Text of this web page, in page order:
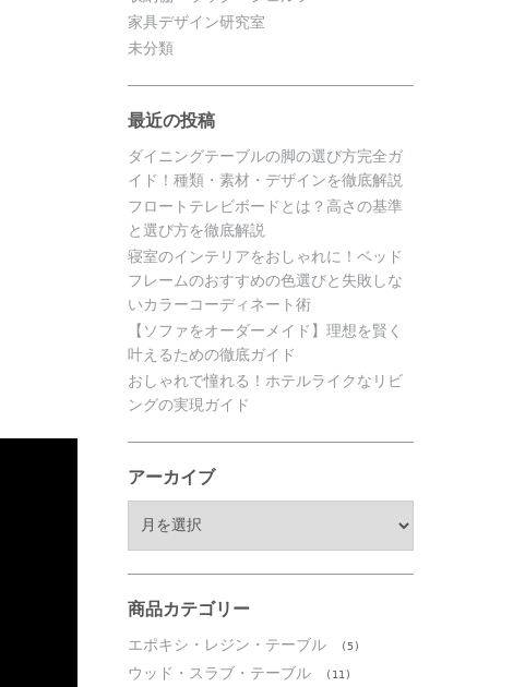
家具デザイン研究室
未分類
最近の投稿
ダイニングテーブルの脚の選び方完全ガ
イド！種類・素材・デザインを徹底解説
フロートテレビボードとは？高さの基準
と選び方を徹底解説
寝室のインテリアをおしゃれに！ベッド
フレームのおすすめの色選びと失敗しな
いカラーコーディネート術
【ソファをオーダーメイド】理想を賢く
叶えるための徹底ガイド
おしゃれで憧れる！ホテルライクなリビ
ングの実現ガイド
アーカイブ
ブ
商品カテゴリー
エポキシ・レジン・テーブル (5)
ウッド・スラブ・テーブル (11)